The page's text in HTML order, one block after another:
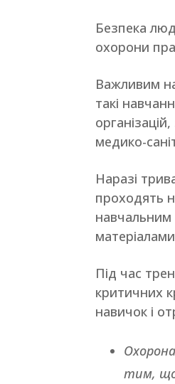
Безпека
охорони
Важливим
такі
медико-
Наразі
проходять
Під час
критичних
навичок і
тим,